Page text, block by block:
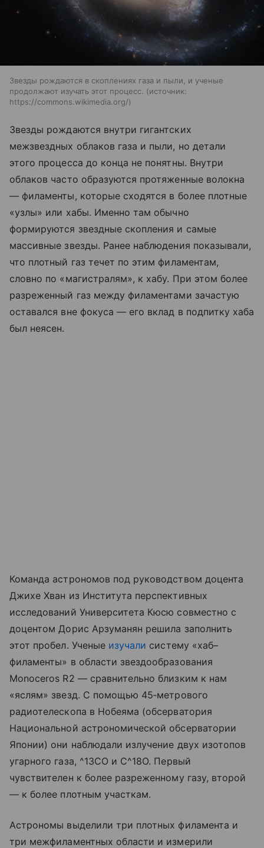
Звезды рождаются в скоплениях газа и пыли, и ученые
продолжают изучать этот процесс.
источник:
https://commons.wikimedia.org/
Звезды рождаются внутри гигантских
межзвездных облаков газа и пыли, но детали
этого процесса до конца не понятны. Внутри
облаков часто образуются протяженные волокна
— филаменты, которые сходятся в более плотные
«узлы» или хабы. Именно там обычно
формируются звездные скопления и самые
массивные звезды. Ранее наблюдения показывали,
что плотный газ течет по этим филаментам,
словно по «магистралям», к хабу. При этом более
разреженный газ между филаментами зачастую
оставался вне фокуса — его вклад в подпитку хаба
был неясен.
Команда астрономов под руководством доцента
Джихе Хван из Института перспективных
исследований Университета Кюсю совместно с
доцентом Дорис Арзуманян решила заполнить
этот пробел. Ученые изучали систему «хаб–
филаменты» в области звездообразования
Monoceros R2 — сравнительно близким к нам
«яслям» звезд. С помощью 45‑метрового
радиотелескопа в Нобеяма (обсерватория
Национальной астрономической обсерватории
Японии) они наблюдали излучение двух изотопов
угарного газа, ^13CO и C^18O. Первый
чувствителен к более разреженному газу, второй
— к более плотным участкам.
Астрономы выделили три плотных филамента и
три межфиламентных области и измерили